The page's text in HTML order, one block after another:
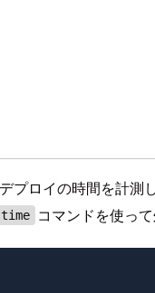
ロイの時間を計
time コマンドを使っ